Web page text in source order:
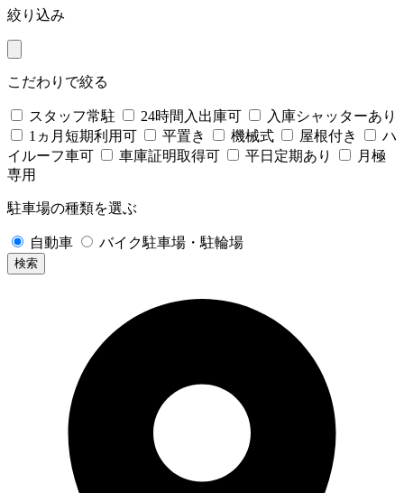
絞り込み
こだわりで絞る
スタッフ常駐 24時間入出庫可
入庫シャッターあり
1ヵ月短期利用可
平置き 機械式 屋根付き
ハ
イルーフ車可
車庫証明取得可 平日定期あり
月極
専用
駐車場の種類を選ぶ
自動車 バイク駐車場・駐輪場
検索